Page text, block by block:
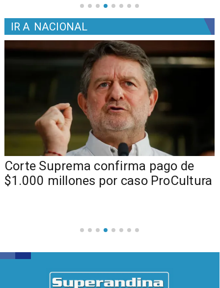
IR A NACIONAL
Corte Suprema confirma pago de
$1.000 millones por caso ProCultura